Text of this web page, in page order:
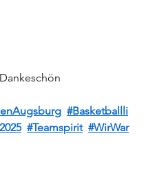
Dankeschön
#Basketballli
#Teamspirit #WirWar